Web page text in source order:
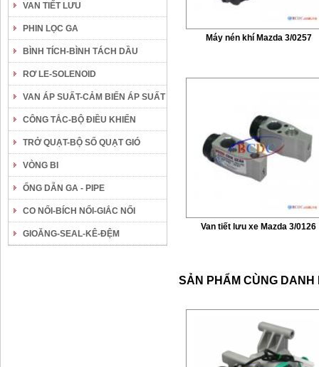
VAN TIẾT LƯU
PHIN LỌC GA
BÌNH TÍCH-BÌNH TÁCH DẦU
RƠ LE-SOLENOID
VAN ÁP SUẤT-CẢM BIẾN ÁP SUẤT
CÔNG TẮC-BỘ ĐIỀU KHIỂN
TRỞ QUẠT-BỘ SỐ QUẠT GIÓ
VÒNG BI
ỐNG DẪN GA - PIPE
CO NỐI-BÍCH NỐI-GIẮC NỐI
GIOĂNG-SEAL-KÊ-ĐỆM
Máy nén khí Mazda 3/0257
Van tiết lưu xe Mazda 3/0126
SẢN PHẨM CÙNG